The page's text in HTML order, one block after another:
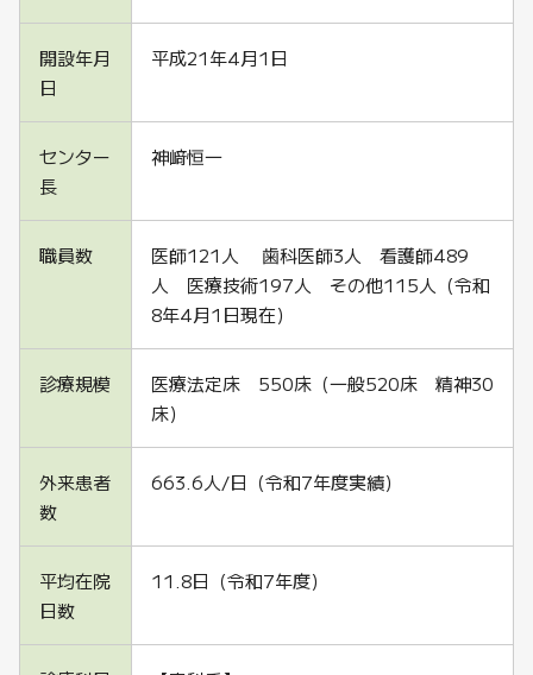
開設年月
日
平成21年4月1日
センター
長
神﨑恒一
職員数
医師121人 歯科医師3人 看護師489
人 医療技術197人 その他115人（令和
8年4月1日現在）
診療規模
医療法定床 550床（一般520床 精神30
床）
外来患者
数
663.6人/日（令和7年度実績）
平均在院
日数
11.8日（令和7年度）